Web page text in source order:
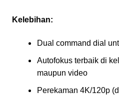
Kelebihan:
Dual command dial
Autofokus terbaik di
maupun video
Perekaman 4K/120p